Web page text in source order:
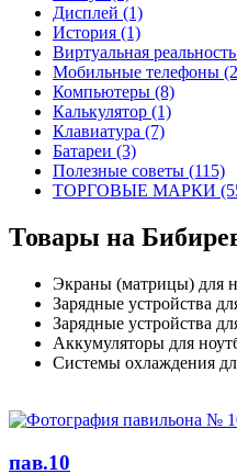
Дисплей (1)
История (1)
Виртуальная
Мобильные телефоны
Компьютеры (8)
Калькулятор (1)
Клавиатура (7)
Батареи (3)
Полезные советы (115)
ТОРГОВЫЕ МАРКИ
Товары на
Экраны (матрицы) для
Зарядные устройства
Зарядные устройства
Аккумуляторы для
Системы охлаждения
пав.10